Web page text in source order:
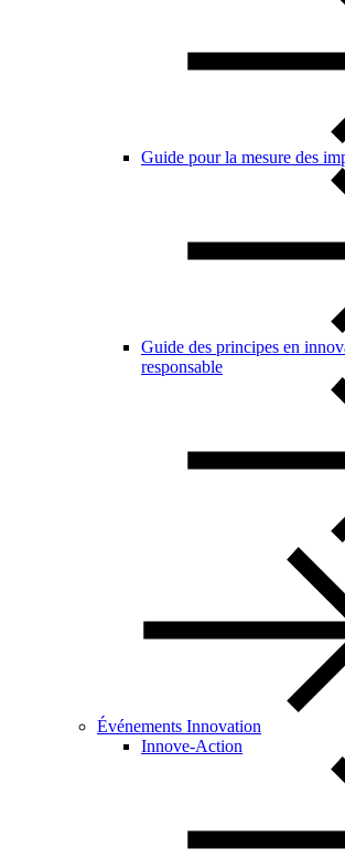
Guide pour la mesure des
Guide des principes en
responsable
Événements Innovation
Innove-Action